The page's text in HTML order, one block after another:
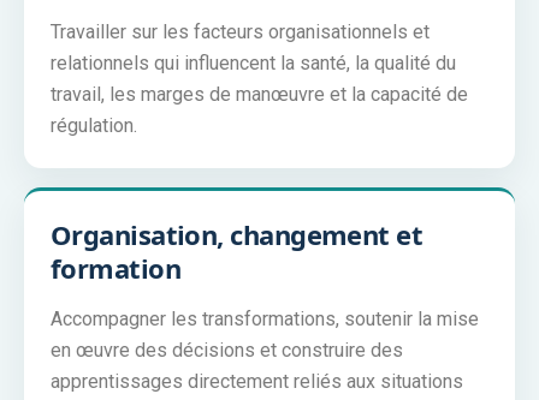
Travailler sur les facteurs organisationnels et
relationnels qui influencent la santé, la qualité du
travail, les marges de manœuvre et la capacité de
régulation.
Organisation, changement et
formation
Accompagner les transformations, soutenir la mise
en œuvre des décisions et construire des
apprentissages directement reliés aux situations